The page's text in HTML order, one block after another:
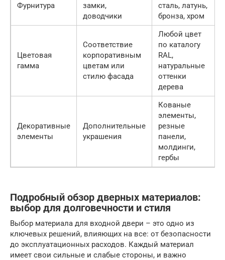
Фурнитура
замки,
доводчики
сталь, латунь,
бронза, хром
Цветовая
гамма
Соответствие
корпоративным
цветам или
стилю фасада
Любой цвет
по каталогу
RAL,
натуральные
оттенки
дерева
Декоративные
элементы
Дополнительные
украшения
Кованые
элементы,
резные
панели,
молдинги,
гербы
Подробный обзор дверных материалов:
выбор для долговечности и стиля
Выбор материала для входной двери – это одно из
ключевых решений, влияющих на все: от безопасности
до эксплуатационных расходов. Каждый материал
имеет свои сильные и слабые стороны, и важно